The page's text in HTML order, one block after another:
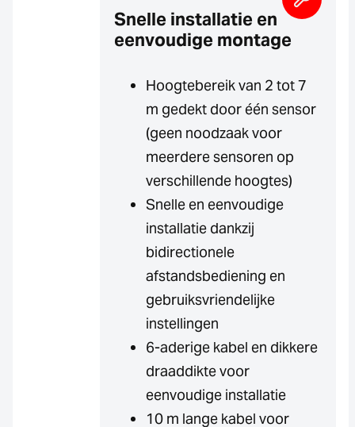
Snelle installatie en
eenvoudige montage
Hoogtebereik van 2 tot 7
m gedekt door één sensor
(geen noodzaak voor
meerdere sensoren op
verschillende hoogtes)
Snelle en eenvoudige
installatie dankzij
bidirectionele
afstandsbediening en
gebruiksvriendelijke
instellingen
6-aderige kabel en dikkere
draaddikte voor
eenvoudige installatie
10 m lange kabel voor